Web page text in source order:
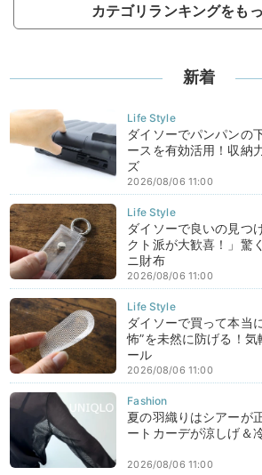
カテゴリランキングをも
新着
ダイソーでパンパンの
ースを有効活用！収納
ズ
2026/08/06 11:00
ダイソーで良いの見つ
クト派が大歓喜！」驚
ニ財布
2026/08/06 11:00
ダイソーで買って本当
怖”を未然に防げる！
ール
2026/08/06 11:00
夏の羽織りはシアーが
ートカーデが涼しげ＆
2026/08/06 11:00